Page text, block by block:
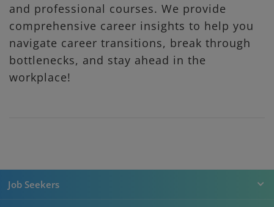
and professional courses. We provide
comprehensive career insights to help you
navigate career transitions, break through
bottlenecks, and stay ahead in the
workplace!
Job Seekers